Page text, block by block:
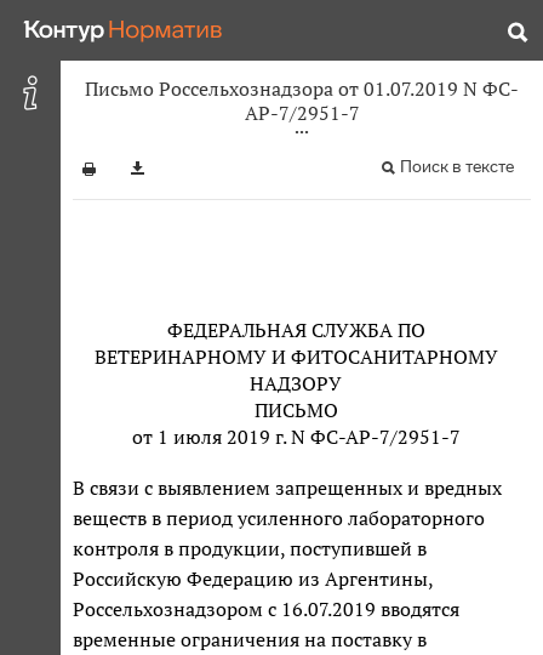
Письмо Россельхознадзора от 01.07.2019 N ФС-
АР-7/2951-7
Поиск в тексте
ФЕДЕРАЛЬНАЯ СЛУЖБА ПО
ВЕТЕРИНАРНОМУ И ФИТОСАНИТАРНОМУ
НАДЗОРУ
ПИСЬМО
от 1 июля 2019 г. N ФС-АР-7/2951-7
В связи с выявлением запрещенных и вредных
веществ в период усиленного лабораторного
контроля в продукции, поступившей в
Российскую Федерацию из Аргентины,
Россельхознадзором с 16.07.2019 вводятся
временные ограничения на поставку в